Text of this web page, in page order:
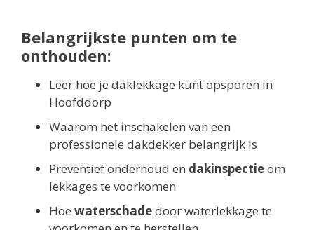
Belangrijkste punten om te
onthouden:
Leer hoe je daklekkage kunt opsporen in
Hoofddorp
Waarom het inschakelen van een
professionele dakdekker belangrijk is
Preventief onderhoud en dakinspectieom
lekkages te voorkomen
Hoe waterschadedoor waterlekkage te